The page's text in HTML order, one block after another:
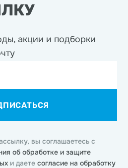
акции и подборки
вы соглашаетесь с
об обработке и защите
и даете согласие на обработку